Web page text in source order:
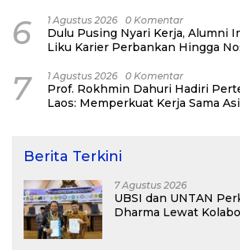
6 1 Agustus 2026 0 Komentar
Dulu Pusing Nyari Kerja, Alumni
Liku Karier Perbankan Hingga
7 1 Agustus 2026 0 Komentar
Prof. Rokhmin Dahuri Hadiri Pertemuan AAWC di
Laos: Memperkuat Kerja Sama
Berita Terkini
7 Agustus 2026
UBSI dan UNTAN
Dharma Lewat